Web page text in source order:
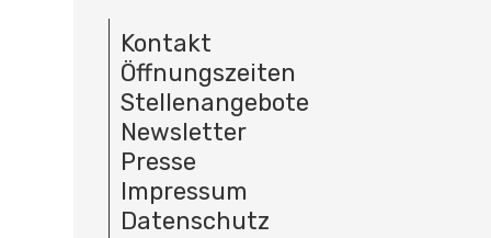
Kontakt
Öffnungszeiten
Stellenangebote
Newsletter
Presse
Impressum
Datenschutz